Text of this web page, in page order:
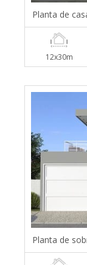
Planta de
12x30m
Planta de